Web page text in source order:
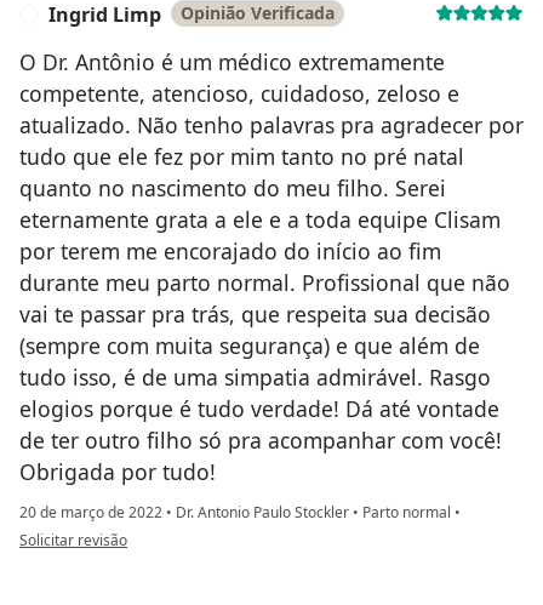
Ingrid Limp Opinião Verificada
O Dr. Antônio é um médico extremamente
competente, atencioso, cuidadoso, zeloso e
atualizado. Não tenho palavras pra agradecer por
tudo que ele fez por mim tanto no pré natal
quanto no nascimento do meu filho. Serei
eternamente grata a ele e a toda equipe Clisam
por terem me encorajado do início ao fim
durante meu parto normal. Profissional que não
vai te passar pra trás, que respeita sua decisão
(sempre com muita segurança) e que além de
tudo isso, é de uma simpatia admirável. Rasgo
elogios porque é tudo verdade! Dá até vontade
de ter outro filho só pra acompanhar com você!
Obrigada por tudo!
20 de março de 2022 • Dr. Antonio Paulo Stockler • Parto normal •
na opinião do utilizador Ingrid Limp
Solicitar revisão